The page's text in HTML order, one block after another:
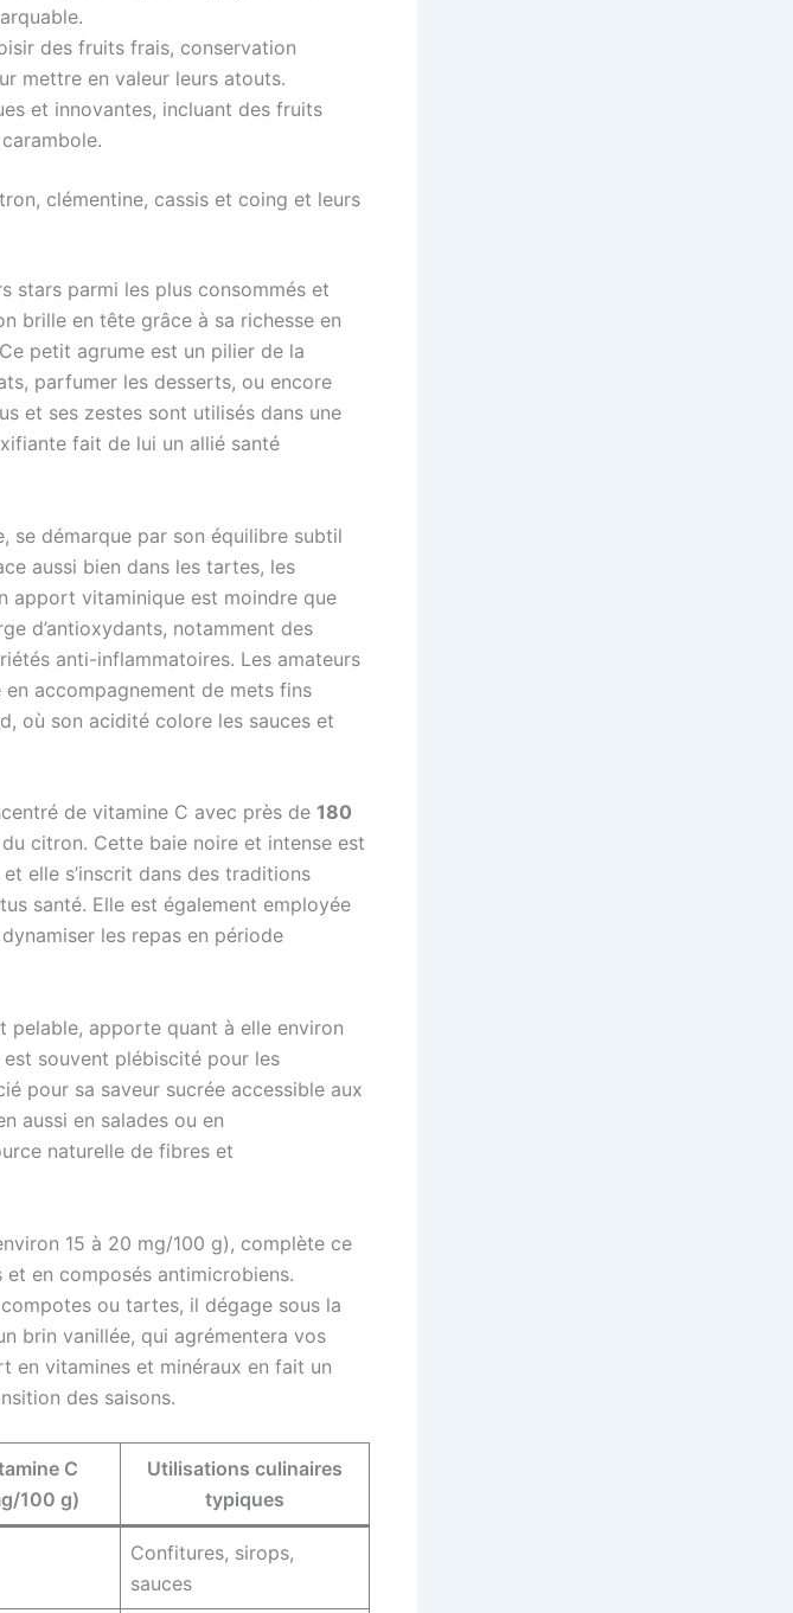
des fruits frais, conservation
mettre en valeur leurs atouts.
et innovantes, incluant des fruits
clémentine, cassis et coing et leurs
stars parmi les plus consommés et
brille en tête grâce à sa richesse en
petit agrume est un pilier de la
parfumer les desserts, ou encore
et ses zestes sont utilisés dans une
fait de lui un allié santé
se démarque par son équilibre subtil
aussi bien dans les tartes, les
apport vitaminique est moindre que
d’antioxydants, notamment des
anti-inflammatoires. Les amateurs
accompagnement de mets fins
où son acidité colore les sauces et
de vitamine C avec près de 180
citron. Cette baie noire et intense est
elle s’inscrit dans des traditions
santé. Elle est également employée
les repas en période
pelable, apporte quant à elle environ
souvent plébiscité pour les
pour sa saveur sucrée accessible aux
aussi en salades ou en
naturelle de fibres et
15 à 20 mg/100 g), complète ce
en composés antimicrobiens.
ou tartes, il dégage sous la
brin vanillée, qui agrémentera vos
en vitamines et minéraux en fait un
des saisons.
C
100 g)
Utilisations culinaires
typiques
Confitures, sirops,
sauces